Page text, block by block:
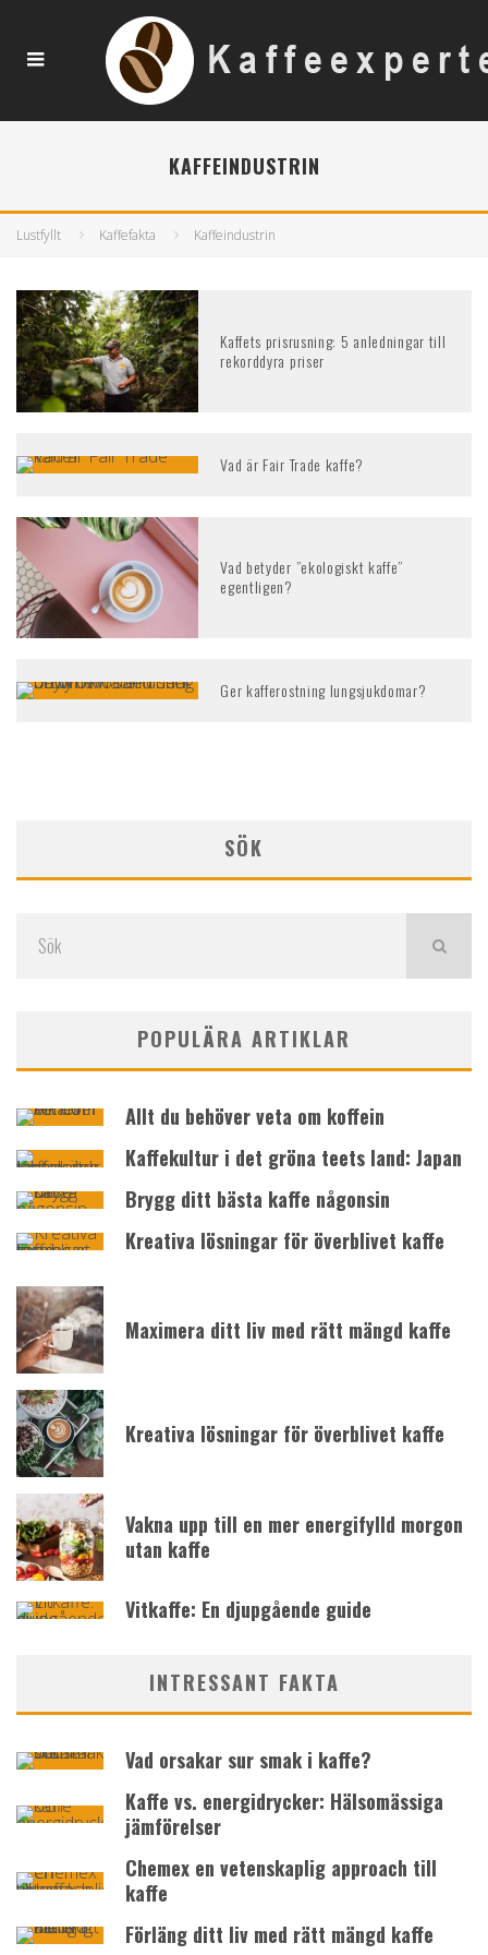
KAFFEINDUSTRIN
Lustfyllt Kaffefakta Kaffeindustrin
Kaffets prisrusning: 5 anledningar till
rekorddyra priser
Vad är Fair Trade kaffe?
Vad betyder ”ekologiskt kaffe”
egentligen?
Ger kafferostning lungsjukdomar?
SÖK
POPULÄRA ARTIKLAR
Allt du behöver veta om koffein
Kaffekultur i det gröna teets land: Japan
Brygg ditt bästa kaffe någonsin
Kreativa lösningar för överblivet kaffe
Maximera ditt liv med rätt mängd kaffe
Kreativa lösningar för överblivet kaffe
Vakna upp till en mer energifylld morgon
utan kaffe
Vitkaffe: En djupgående guide
INTRESSANT FAKTA
Vad orsakar sur smak i kaffe?
Kaffe vs. energidrycker: Hälsomässiga
jämförelser
Chemex en vetenskaplig approach till
kaffe
Förläng ditt liv med rätt mängd kaffe